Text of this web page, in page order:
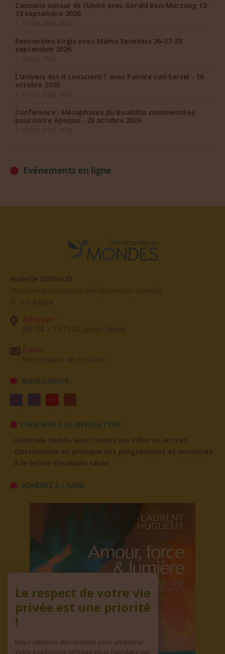
Causerie autour de l’Unité avec Gerald Ben-Merzoug 12-
13 septembre 2026
Rencontres Kogis avec Mamo Senshina 26-27-28
septembre 2026
L’univers est-il conscient ? avec Patrice van Eersel - 16
octobre 2026
Conférence : Métaphores du Bouddha commentées
pour notre époque - 23 octobre 2026
Evénements en ligne
Adresse :
Email :
SUIVEZ-NOUS
S'INSCRIRE À LA NEWSLETTER
ADHÉREZ À L'ASSO
Le respect de votre vie
privée est une priorité
!
Nous utilisons des cookies pour améliorer
votre expérience lorsque vous naviguez sur